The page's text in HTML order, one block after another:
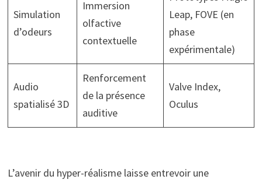
Simulation
d’odeurs
Immersion
olfactive
contextuelle
Leap, FOVE (en
phase
expérimentale)
Audio
spatialisé 3D
Renforcement
de la présence
auditive
Valve Index,
Oculus
L’avenir du hyper-réalisme laisse entrevoir une